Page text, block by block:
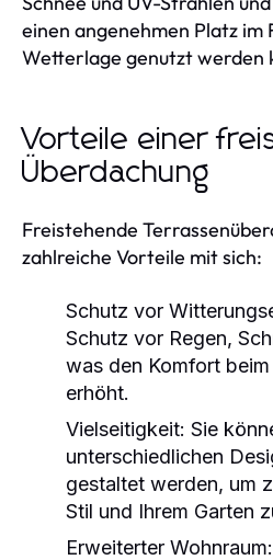
einen angenehmen Platz im
Wetterlage genutzt werden
Vorteile einer
Überdachung
Freistehende
zahlreiche Vorteile mit sich:
Schutz vor
Schutz vor Regen,
was den Komfort
erhöht.
Vielseitigkeit: Sie
unterschiedlichen
gestaltet werden, um
Stil und Ihrem Garten
Erweiterter Wohnraum: